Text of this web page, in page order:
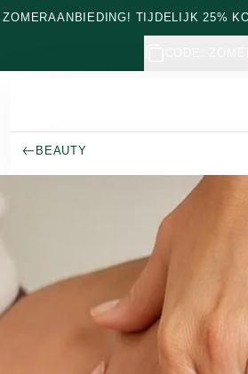
Naar hoofdinhoud gaan
ZOMERAANBIEDING! TIJDELIJK 25%
BEAUTY